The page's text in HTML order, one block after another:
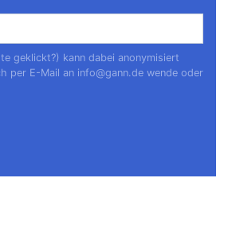
geklickt?) kann dabei anonymisiert
per E-Mail an info@gann.de wende oder